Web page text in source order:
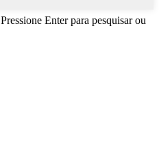
Pressione Enter para pesquisar ou